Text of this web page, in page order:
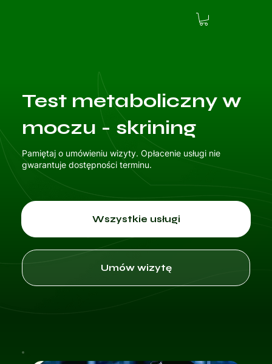
Test metaboliczny w
moczu - skrining
Pamiętaj o umówieniu wizyty. Opłacenie usługi nie
gwarantuje dostępności terminu.
Wszystkie usługi
Umów wizytę